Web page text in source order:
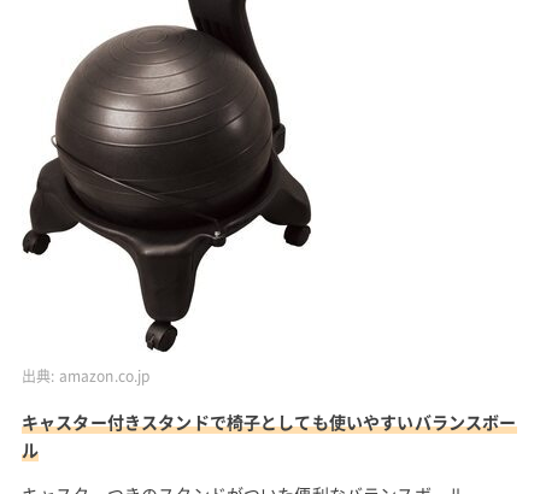
出典: amazon.co.jp
キャスター付きスタンドで椅子としても使いやすいバランスボー
ル